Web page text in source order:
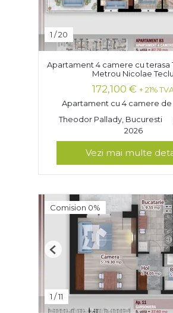
1 /20
Apartament 4 camere cu terasa
Metrou Nicolae Teclu
172,100 € + 21%
Apartament cu 4 camere de
Theodor Pallady, Bucuresti
2026
Vezi mai multe
Comision 0%
1 /11
Previous